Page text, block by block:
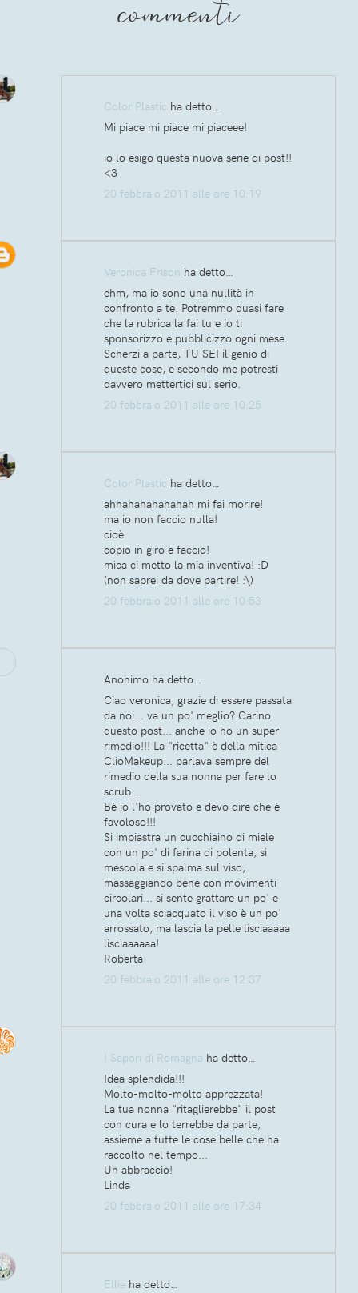
Color Plastic ha detto…
Mi piace mi piace mi piaceee!
io lo esigo questa nuova serie di post!!
<3
20 febbraio 2011 alle ore 10:19
Veronica Frison ha detto…
ehm, ma io sono una nullità in
confronto a te. Potremmo quasi fare
che la rubrica la fai tu e io ti
sponsorizzo e pubblicizzo ogni mese.
Scherzi a parte, TU SEI il genio di
queste cose, e secondo me potresti
davvero mettertici sul serio.
20 febbraio 2011 alle ore 10:25
Color Plastic ha detto…
ahhahahahahahah mi fai morire!
ma io non faccio nulla!
cioè
copio in giro e faccio!
mica ci metto la mia inventiva! :D
(non saprei da dove partire! :\)
20 febbraio 2011 alle ore 10:53
Anonimo ha detto…
Ciao veronica, grazie di essere passata
da noi... va un po' meglio? Carino
questo post... anche io ho un super
rimedio!!! La "ricetta" è della mitica
ClioMakeup... parlava sempre del
rimedio della sua nonna per fare lo
scrub...
Bè io l'ho provato e devo dire che è
favoloso!!!
Si impiastra un cucchiaino di miele
con un po' di farina di polenta, si
mescola e si spalma sul viso,
massaggiando bene con movimenti
circolari... si sente grattare un po' e
una volta sciacquato il viso è un po'
arrossato, ma lascia la pelle lisciaaaaa
lisciaaaaaa!
Roberta
20 febbraio 2011 alle ore 12:37
I Sapori di Romagna ha detto…
Idea splendida!!!
Molto-molto-molto apprezzata!
La tua nonna "ritaglierebbe" il post
con cura e lo terrebbe da parte,
assieme a tutte le cose belle che ha
raccolto nel tempo...
Un abbraccio!
Linda
20 febbraio 2011 alle ore 17:34
Ellie ha detto…